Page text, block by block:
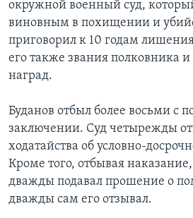
окружной военный суд,
виновным в похищении и
приговорил к 10 годам
его также звания полковника
наград.
Буданов отбыл более восьми с
заключении. Суд четырежды
ходатайства об условно-
Кроме того, отбывая
дважды подавал прошение о
дважды сам его отзывал.